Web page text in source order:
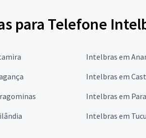
para Telefone
Intelbras em
Intelbras em
Intelbras em
Intelbras em